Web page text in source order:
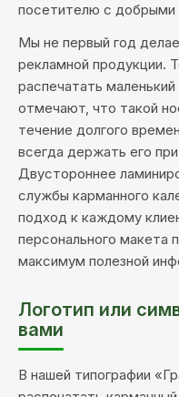
посетителю с добрыми
Мы не первый год
рекламной продукции.
распечатать
отмечают, что такой
течение долгого
всегда держать его
Двустороннее
службы карманного
подход к каждому
персонального макета
максимум полезной
Логотип или
вами
В нашей типографии